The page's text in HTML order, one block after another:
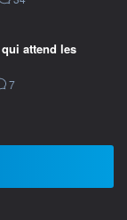
attend les
7